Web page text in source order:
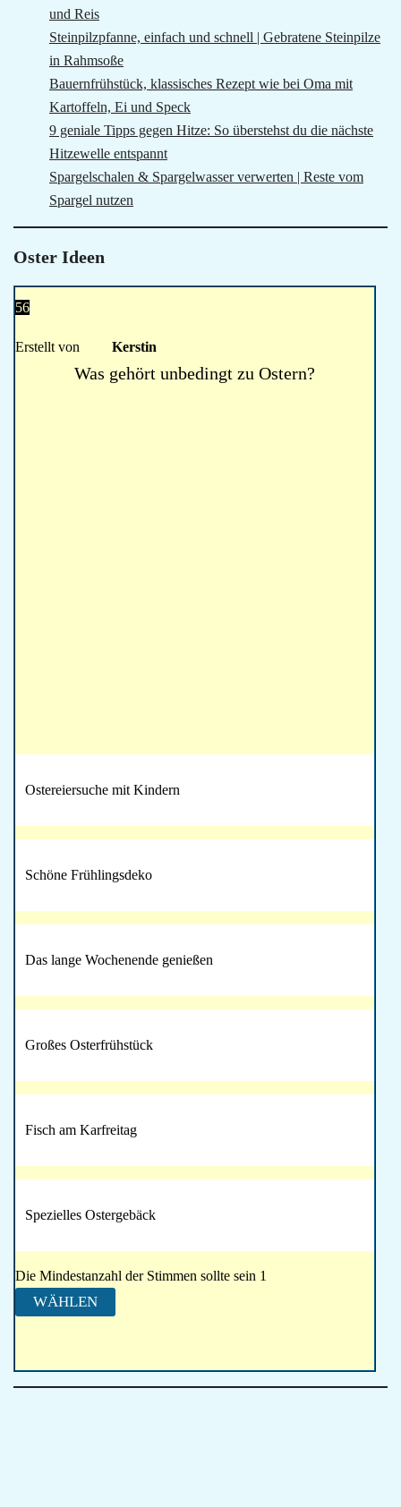
und Reis
Steinpilzpfanne, einfach und schnell | Gebratene Steinpilze
in Rahmsoße
Bauernfrühstück, klassisches Rezept wie bei Oma mit
Kartoffeln, Ei und Speck
9 geniale Tipps gegen Hitze: So überstehst du die nächste
Hitzewelle entspannt
Spargelschalen & Spargelwasser verwerten | Reste vom
Spargel nutzen
Oster Ideen
56
Erstellt von Kerstin
Was gehört unbedingt zu Ostern?
Ostereiersuche mit Kindern
Schöne Frühlingsdeko
Das lange Wochenende genießen
Großes Osterfrühstück
Fisch am Karfreitag
Spezielles Ostergebäck
Die Mindestanzahl der Stimmen sollte sein 1